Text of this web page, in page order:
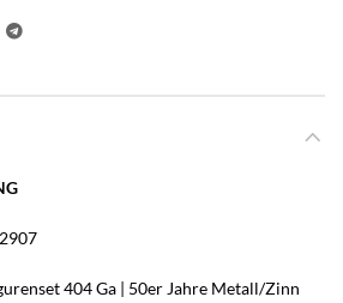
404 Ga | 50er Jahre Metall/Zinn